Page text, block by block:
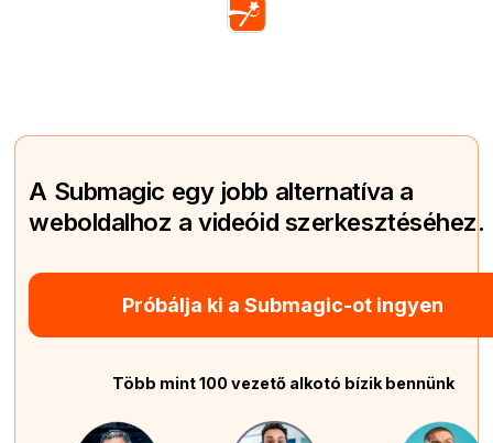
A Submagic egy jobb alternatíva a
weboldalhoz a videóid szerkesztéséhez.
Próbálja ki a Submagic-ot ingyen
Több mint 100 vezető alkotó bízik bennünk